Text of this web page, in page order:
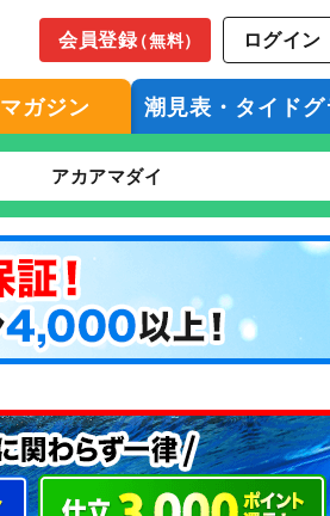
会員登録（無料） ログイン
マガジン 潮見表・タイドグ
アカアマダイ